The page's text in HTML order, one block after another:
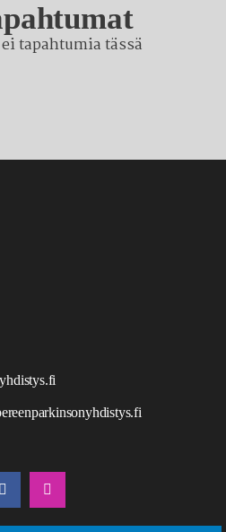
- Jämsä
tapahtumia tässä